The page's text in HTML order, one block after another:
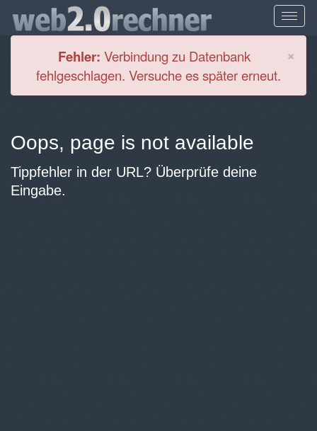
×
Fehler: Verbindung zu Datenbank
fehlgeschlagen. Versuche es später erneut.
Oops, page is not available
Tippfehler in der URL? Überprüfe deine
Eingabe.